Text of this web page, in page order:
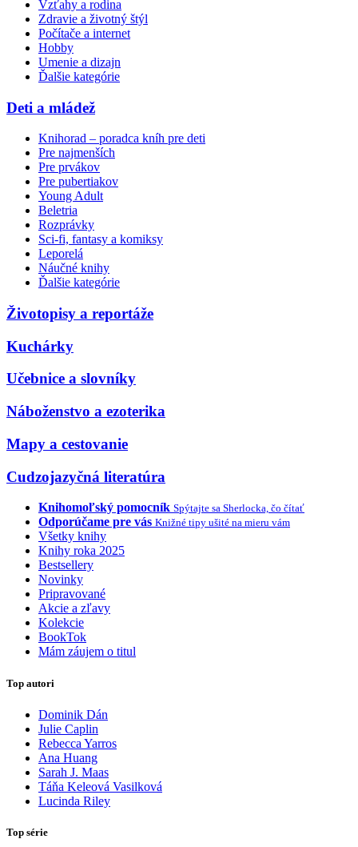
Vzťahy a rodina
Zdravie a životný štýl
Počítače a internet
Hobby
Umenie a dizajn
Ďalšie kategórie
Deti a mládež
Knihorad – poradca kníh pre deti
Pre najmenších
Pre prvákov
Pre pubertiakov
Young Adult
Beletria
Rozprávky
Sci-fi, fantasy a komiksy
Leporelá
Náučné knihy
Ďalšie kategórie
Životopisy a reportáže
Kuchárky
Učebnice a slovníky
Náboženstvo a ezoterika
Mapy a cestovanie
Cudzojazyčná literatúra
Knihomoľský pomocník Spýtajte sa Sherlocka, čo čítať
Odporúčame pre vás Knižné tipy ušité na mieru vám
Všetky knihy
Knihy roka 2025
Bestsellery
Novinky
Pripravované
Akcie a zľavy
Kolekcie
BookTok
Mám záujem o titul
Top autori
Dominik Dán
Julie Caplin
Rebecca Yarros
Ana Huang
Sarah J. Maas
Táňa Keleová Vasilková
Lucinda Riley
Top série